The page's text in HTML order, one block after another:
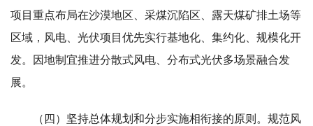
项目重点布局在沙漠地区、采煤沉陷区、露天煤矿排土场等
区域，风电、光伏项目优先实行基地化、集约化、规模化开
发。因地制宜推进分散式风电、分布式光伏多场景融合发
展。
（四）坚持总体规划和分步实施相衔接的原则。规范风